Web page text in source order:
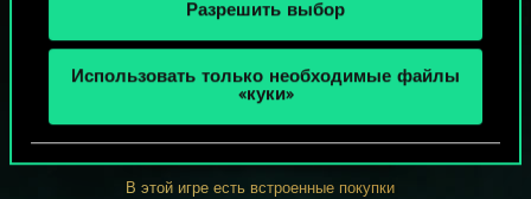
Разрешить выбор
Использовать только необходимые файлы
«куки»
МОЖЕТ ПАРТЕЕЧКУ В ГВИНТ?
ИГРАТЬ
БЕСПЛАТНО НА ПК
В этой игре есть встроенные покупки